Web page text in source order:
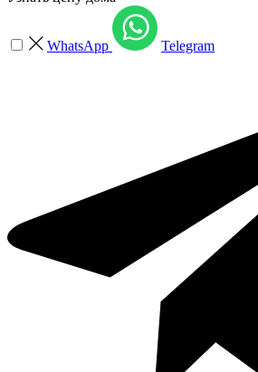
WhatsApp Telegram